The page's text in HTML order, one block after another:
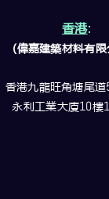
香港:
(偉嘉建築材料有限
香港九龍旺角塘尾道
永利工業大廈10樓